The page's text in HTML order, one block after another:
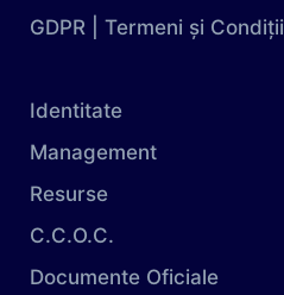
GDPR | Termeni și Condiții
Identitate
Management
Resurse
C.C.O.C.
Documente Oficiale